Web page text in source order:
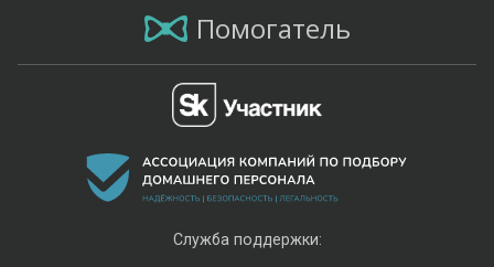
Помогатель
Служба поддержки: